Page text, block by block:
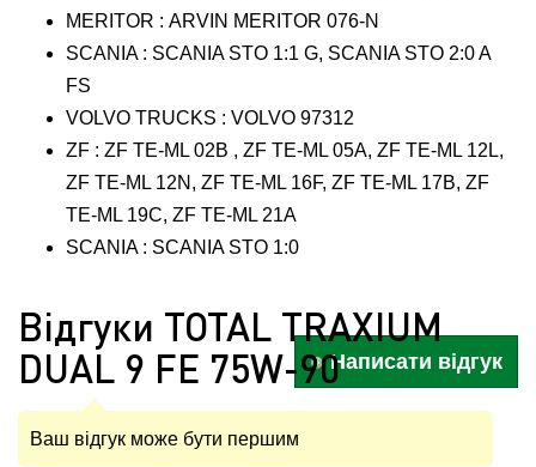
MERITOR : ARVIN MERITOR 076-N
SCANIA : SCANIA STO 1:1 G, SCANIA STO 2:0 A
FS
VOLVO TRUCKS : VOLVO 97312
ZF : ZF TE-ML 02B , ZF TE-ML 05A, ZF TE-ML 12L,
ZF TE-ML 12N, ZF TE-ML 16F, ZF TE-ML 17B, ZF
TE-ML 19C, ZF TE-ML 21A
SCANIA : SCANIA STO 1:0
Відгуки TOTAL TRAXIUM
DUAL 9 FE 75W-90Написати відгук
Ваш відгук може бути першим